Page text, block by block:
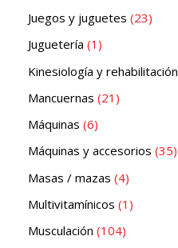
Juegos y juguetes 23
Juguetería 1
Kinesiología y rehabilitación
Mancuernas 21
Máquinas 6
Máquinas y accesorios 35
Masas / mazas 4
Multivitamínicos 1
Musculación 104